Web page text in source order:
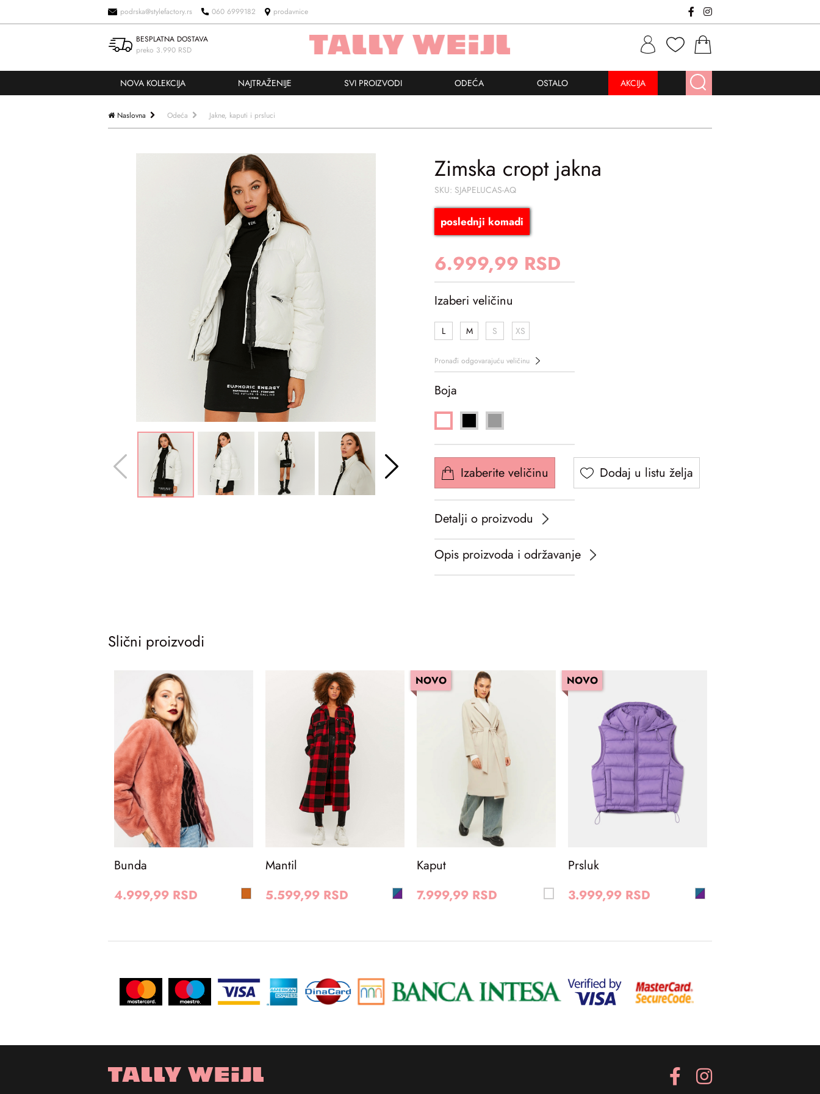
podrska@stylefactory.rs 060 6999182 prodavnice
BESPLATNA DOSTAVA
preko 3.990 RSD
NOVA KOLEKCIJA NAJTRAŽENIJE SVI PROIZVODI ODEĆA OSTALO AKCIJA
Naslovna Odeća Jakne, kaputi i prsluci
Zimska cropt jakna
SKU: SJAPELUCAS-AQ
poslednji komadi
6.999,99 RSD
Izaberi veličinu
L M S XS
Pronađi odgovarajuću veličinu
Boja
Izaberite veličinu Dodaj u listu želja
Detalji o proizvodu
Opis proizvoda i održavanje
Slični proizvodi
Bunda
4.999,99 RSD
Mantil
5.599,99 RSD
NOVO
Kaput
7.999,99 RSD
NOVO
Prsluk
3.999,99 RSD